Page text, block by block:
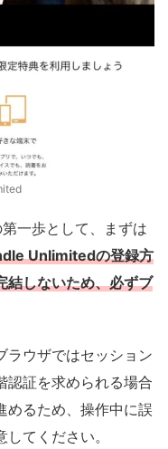
一歩として、まずは
Unlimitedの登録方
結しないため、必ずブ
ラウザではセッション
認証を求められる場合
めるため、操作中に誤
てください。